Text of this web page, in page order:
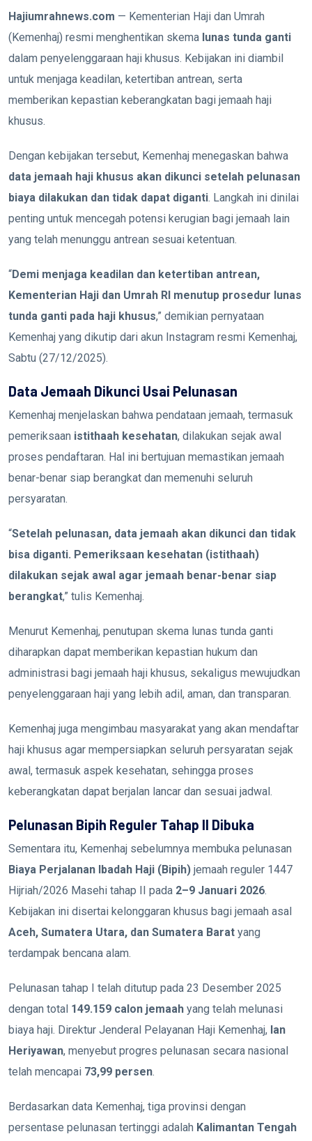
Hajiumrahnews.com — Kementerian Haji dan Umrah
(Kemenhaj) resmi menghentikan skema lunas tunda ganti
dalam penyelenggaraan haji khusus. Kebijakan ini diambil
untuk menjaga keadilan, ketertiban antrean, serta
memberikan kepastian keberangkatan bagi jemaah haji
khusus.
Dengan kebijakan tersebut, Kemenhaj menegaskan bahwa
data jemaah haji khusus akan dikunci setelah pelunasan
biaya dilakukan dan tidak dapat diganti. Langkah ini dinilai
penting untuk mencegah potensi kerugian bagi jemaah lain
yang telah menunggu antrean sesuai ketentuan.
“Demi menjaga keadilan dan ketertiban antrean,
Kementerian Haji dan Umrah RI menutup prosedur lunas
tunda ganti pada haji khusus,” demikian pernyataan
Kemenhaj yang dikutip dari akun Instagram resmi Kemenhaj,
Sabtu (27/12/2025).
Data Jemaah Dikunci Usai Pelunasan
Kemenhaj menjelaskan bahwa pendataan jemaah, termasuk
pemeriksaan istithaah kesehatan, dilakukan sejak awal
proses pendaftaran. Hal ini bertujuan memastikan jemaah
benar-benar siap berangkat dan memenuhi seluruh
persyaratan.
“Setelah pelunasan, data jemaah akan dikunci dan tidak
bisa diganti. Pemeriksaan kesehatan (istithaah)
dilakukan sejak awal agar jemaah benar-benar siap
berangkat,” tulis Kemenhaj.
Menurut Kemenhaj, penutupan skema lunas tunda ganti
diharapkan dapat memberikan kepastian hukum dan
administrasi bagi jemaah haji khusus, sekaligus mewujudkan
penyelenggaraan haji yang lebih adil, aman, dan transparan.
Kemenhaj juga mengimbau masyarakat yang akan mendaftar
haji khusus agar mempersiapkan seluruh persyaratan sejak
awal, termasuk aspek kesehatan, sehingga proses
keberangkatan dapat berjalan lancar dan sesuai jadwal.
Pelunasan Bipih Reguler Tahap II Dibuka
Sementara itu, Kemenhaj sebelumnya membuka pelunasan
Biaya Perjalanan Ibadah Haji (Bipih) jemaah reguler 1447
Hijriah/2026 Masehi tahap II pada 2–9 Januari 2026.
Kebijakan ini disertai kelonggaran khusus bagi jemaah asal
Aceh, Sumatera Utara, dan Sumatera Barat yang
terdampak bencana alam.
Pelunasan tahap I telah ditutup pada 23 Desember 2025
dengan total 149.159 calon jemaah yang telah melunasi
biaya haji. Direktur Jenderal Pelayanan Haji Kemenhaj, Ian
Heriyawan, menyebut progres pelunasan secara nasional
telah mencapai 73,99 persen.
Berdasarkan data Kemenhaj, tiga provinsi dengan
persentase pelunasan tertinggi adalah Kalimantan Tengah